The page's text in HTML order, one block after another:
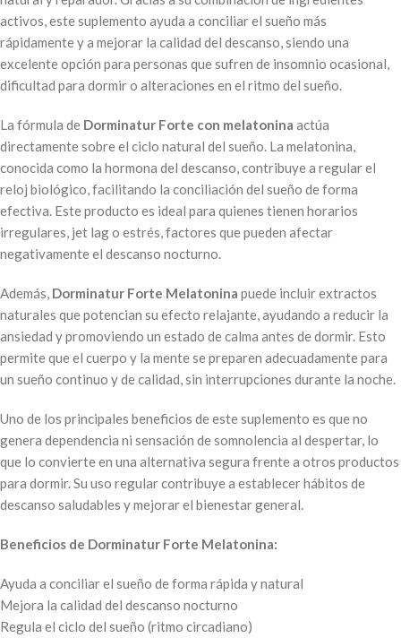
activos, este suplemento ayuda a conciliar el sueño más
rápidamente y a mejorar la calidad del descanso, siendo una
excelente opción para personas que sufren de insomnio ocasional,
dificultad para dormir o alteraciones en el ritmo del sueño.
La fórmula de Dorminatur Forte con melatonina actúa
directamente sobre el ciclo natural del sueño. La melatonina,
conocida como la hormona del descanso, contribuye a regular el
reloj biológico, facilitando la conciliación del sueño de forma
efectiva. Este producto es ideal para quienes tienen horarios
irregulares, jet lag o estrés, factores que pueden afectar
negativamente el descanso nocturno.
Además, Dorminatur Forte Melatonina puede incluir extractos
naturales que potencian su efecto relajante, ayudando a reducir la
ansiedad y promoviendo un estado de calma antes de dormir. Esto
permite que el cuerpo y la mente se preparen adecuadamente para
un sueño continuo y de calidad, sin interrupciones durante la noche.
Uno de los principales beneficios de este suplemento es que no
genera dependencia ni sensación de somnolencia al despertar, lo
que lo convierte en una alternativa segura frente a otros productos
para dormir. Su uso regular contribuye a establecer hábitos de
descanso saludables y mejorar el bienestar general.
Beneficios de Dorminatur Forte Melatonina:
Ayuda a conciliar el sueño de forma rápida y natural
Mejora la calidad del descanso nocturno
Regula el ciclo del sueño (ritmo circadiano)